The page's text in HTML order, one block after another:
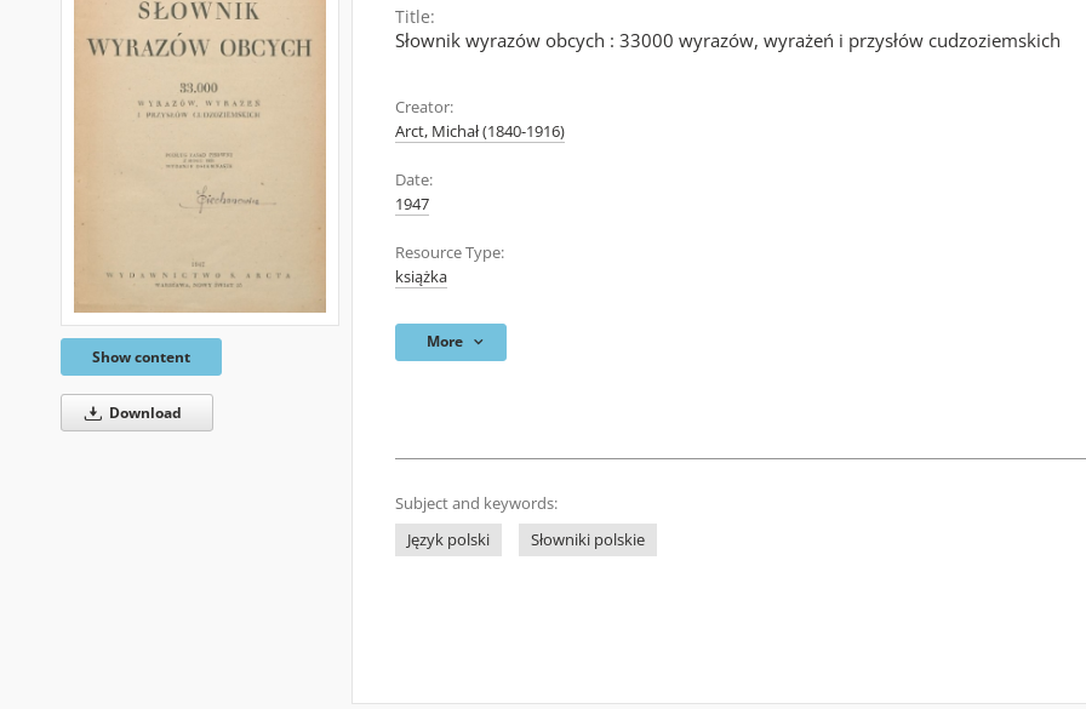
Show content
Download
Title:
Słownik wyrazów obcych : 33000 wyrazów, wyrażeń i przysłów cudzoziemskich
Creator:
Arct, Michał (1840-1916)
Date:
1947
Resource Type:
książka
More
Subject and keywords:
Język polski
Słowniki polskie